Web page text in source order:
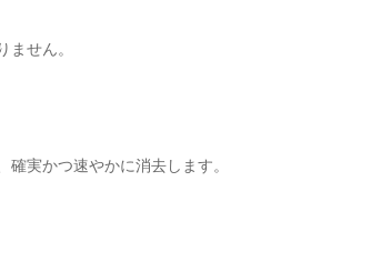
せん。
実かつ速やかに消去します。